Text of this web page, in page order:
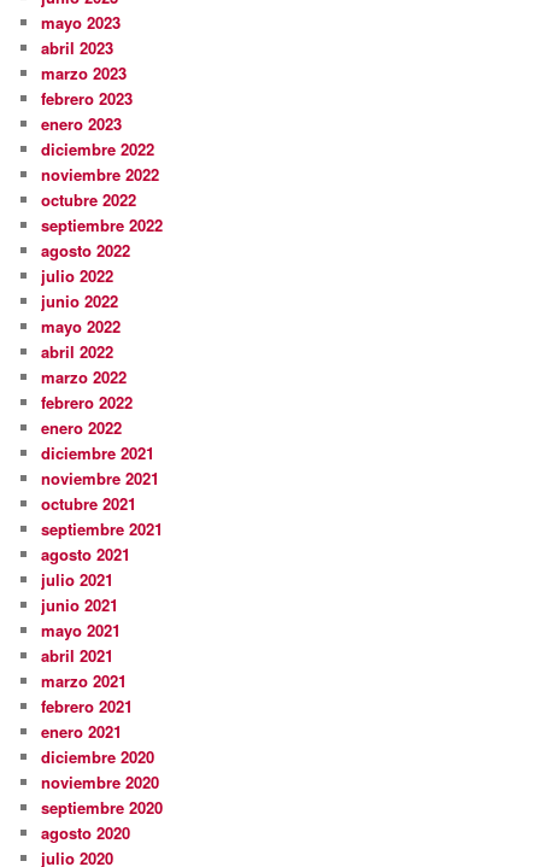
mayo 2023
abril 2023
marzo 2023
febrero 2023
enero 2023
diciembre 2022
noviembre 2022
octubre 2022
septiembre 2022
agosto 2022
julio 2022
junio 2022
mayo 2022
abril 2022
marzo 2022
febrero 2022
enero 2022
diciembre 2021
noviembre 2021
octubre 2021
septiembre 2021
agosto 2021
julio 2021
junio 2021
mayo 2021
abril 2021
marzo 2021
febrero 2021
enero 2021
diciembre 2020
noviembre 2020
septiembre 2020
agosto 2020
julio 2020